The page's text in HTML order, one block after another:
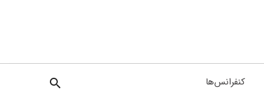
کنفرانس‌ها search